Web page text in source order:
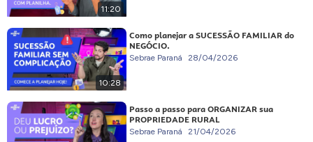
11:20
10:28
Como planejar a SUCESSÃO FAMILIAR do
NEGÓCIO.
Sebrae Paraná 28/04/2026
Passo a passo para ORGANIZAR sua
PROPRIEDADE RURAL
Sebrae Paraná 21/04/2026